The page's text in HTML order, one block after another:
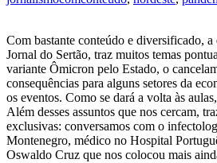
Com bastante conteúdo e diversificado, a
Jornal do Sertão, traz muitos temas
variante Ômicron pelo Estado, o
consequências para alguns setores da
os eventos. Como se dará a volta às
Além desses assuntos que nos cercam,
exclusivas: conversamos com o
Montenegro, médico no Hospital
Oswaldo Cruz que nos colocou mais